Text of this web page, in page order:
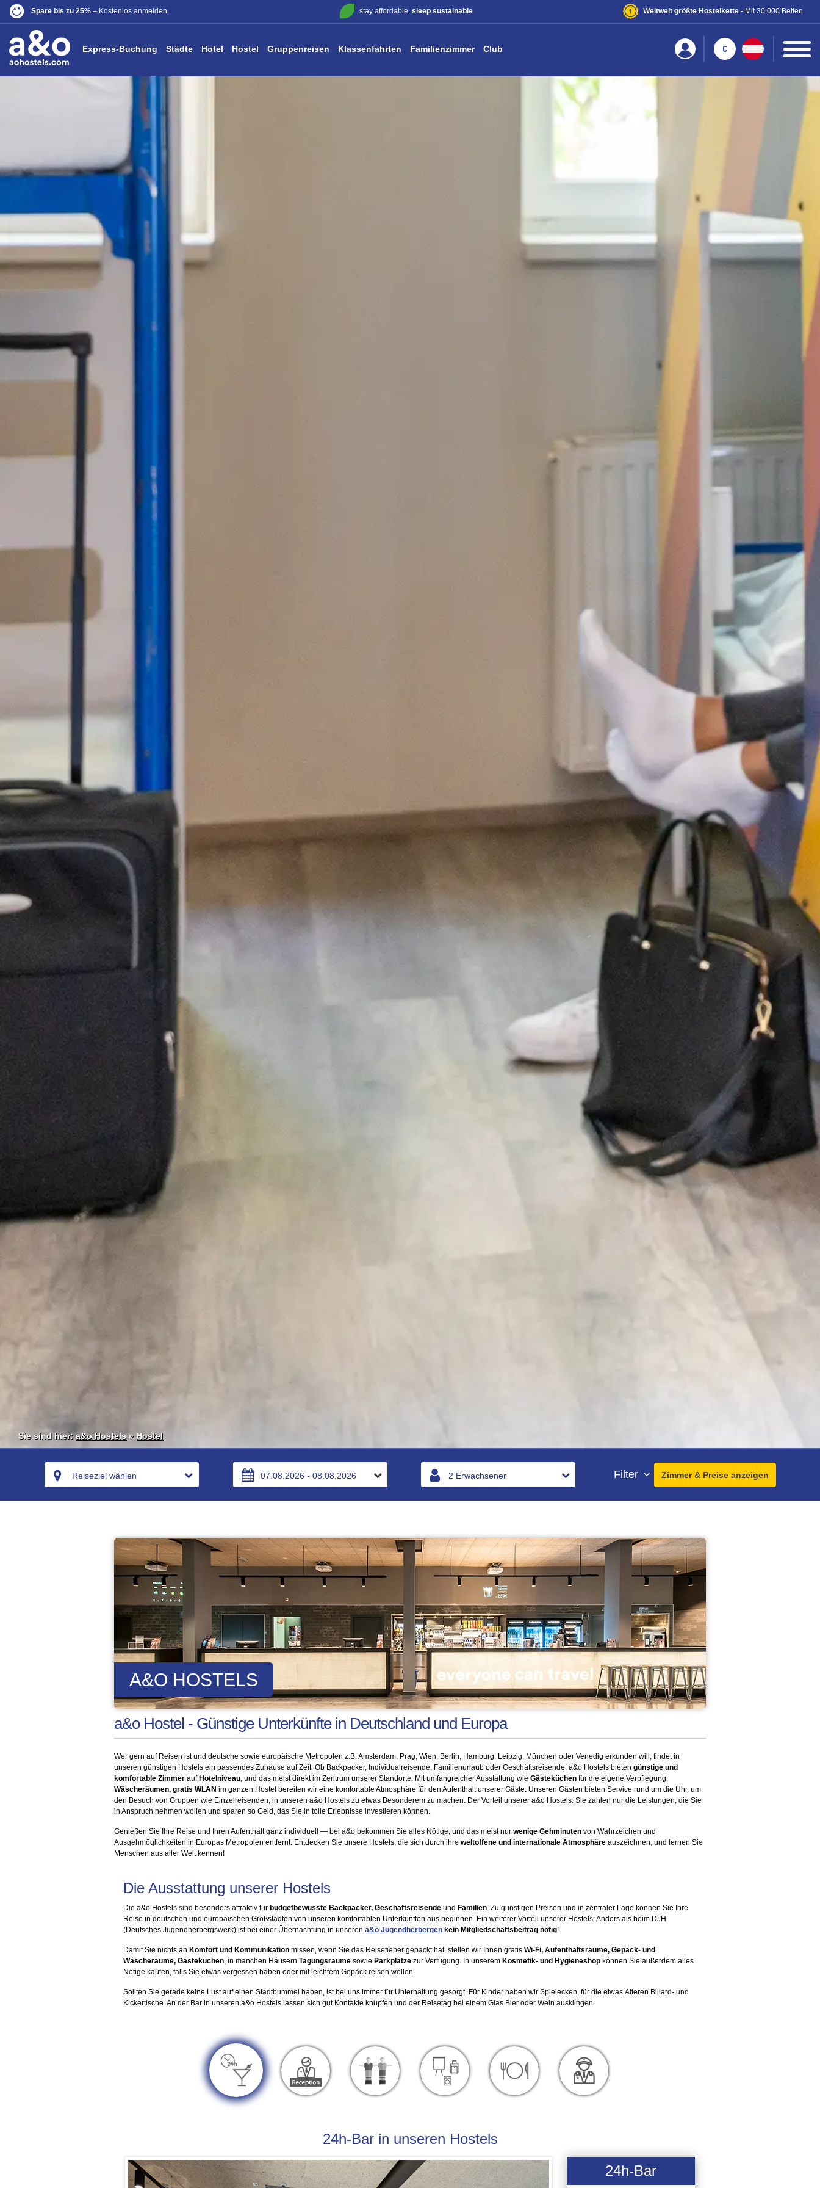
Spare bis zu 25% – Kostenlos anmelden stay affordable, sleep sustainable Weltweit größte Hostelkette- Mit 30.000 Betten
Express-Buchung Städte Hotel Hostel Gruppenreisen Klassenfahrten Familienzimmer Club €
Sie sind hier:a&o Hostels» Hostel
Reiseziel wählen Filter Zimmer & Preise anzeigen
A&O HOSTELS
a&o Hostel - Günstige Unterkünfte in Deutschland und Europa
Wer gern auf Reisen ist und deutsche sowie europäische Metropolen z.B. Amsterdam, Prag, Wien, Berlin, Hamburg, Leipzig, München oder Venedig erkunden will, findet in
unseren günstigen Hostels ein passendes Zuhause auf Zeit. Ob Backpacker, Individualreisende, Familienurlaub oder Geschäftsreisende: a&o Hostels bieten günstige und
komfortable Zimmer auf Hotelniveau, und das meist direkt im Zentrum unserer Standorte. Mit umfangreicher Ausstattung wie Gästeküchen für die eigene Verpflegung,
Wäscheräumen, gratis WLAN im ganzen Hostel bereiten wir eine komfortable Atmosphäre für den Aufenthalt unserer Gäste. Unseren Gästen bieten Service rund um die Uhr, um
den Besuch von Gruppen wie Einzelreisenden, in unseren a&o Hostels zu etwas Besonderem zu machen. Der Vorteil unserer a&o Hostels: Sie zahlen nur die Leistungen, die Sie
in Anspruch nehmen wollen und sparen so Geld, das Sie in tolle Erlebnisse investieren können.
Genießen Sie Ihre Reise und Ihren Aufenthalt ganz individuell — bei a&o bekommen Sie alles Nötige, und das meist nur wenige Gehminuten von Wahrzeichen und
Ausgehmöglichkeiten in Europas Metropolen entfernt. Entdecken Sie unsere Hostels, die sich durch ihre weltoffene und internationale Atmosphäre auszeichnen, und lernen Sie
Menschen aus aller Welt kennen!
Die Ausstattung unserer Hostels
Die a&o Hostels sind besonders attraktiv für budgetbewusste Backpacker, Geschäftsreisende und Familien. Zu günstigen Preisen und in zentraler Lage können Sie Ihre
Reise in deutschen und europäischen Großstädten von unseren komfortablen Unterkünften aus beginnen. Ein weiterer Vorteil unserer Hostels: Anders als beim DJH
(Deutsches Jugendherbergswerk) ist bei einer Übernachtung in unseren a&o Jugendherbergen kein Mitgliedschaftsbeitrag nötig!
Damit Sie nichts an Komfort und Kommunikation missen, wenn Sie das Reisefieber gepackt hat, stellen wir Ihnen gratis Wi-Fi, Aufenthaltsräume, Gepäck- und
Wäscheräume, Gästeküchen, in manchen Häusern Tagungsräume sowie Parkplätze zur Verfügung. In unserem Kosmetik- und Hygieneshop können Sie außerdem alles
Nötige kaufen, falls Sie etwas vergessen haben oder mit leichtem Gepäck reisen wollen.
Sollten Sie gerade keine Lust auf einen Stadtbummel haben, ist bei uns immer für Unterhaltung gesorgt: Für Kinder haben wir Spielecken, für die etwas Älteren Billard- und
Kickertische. An der Bar in unseren a&o Hostels lassen sich gut Kontakte knüpfen und der Reisetag bei einem Glas Bier oder Wein ausklingen.
24h-Bar in unseren Hostels
24h-Bar